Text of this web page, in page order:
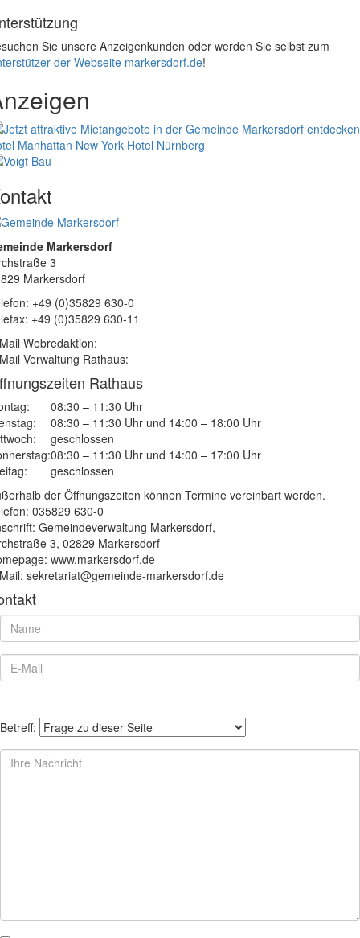
Sie unsere Anzeigenkunden oder werden Sie selbst zum
der Webseite markersdorf.de!
Manhattan New York Hotel Nürnberg
Markersdorf
3
Markersdorf
+49 (0)35829 630-0
+49 (0)35829 630-11
Webredaktion:
Verwaltung Rathaus:
Rathaus
08:30 – 11:30 Uhr
08:30 – 11:30 Uhr und 14:00 – 18:00 Uhr
geschlossen
08:30 – 11:30 Uhr und 14:00 – 17:00 Uhr
geschlossen
der Öffnungszeiten können Termine vereinbart werden.
035829 630-0
Gemeindeverwaltung Markersdorf,
3, 02829 Markersdorf
www.markersdorf.de
sekretariat@gemeinde-markersdorf.de
Betreff: